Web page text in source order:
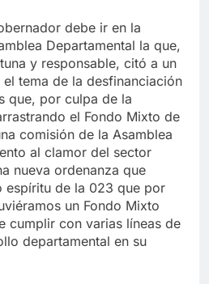
debe ir en la
Departamental la que,
y responsable, citó a un
tema de la desfinanciación
que, por culpa de la
el Fondo Mixto de
comisión de la Asamblea
al clamor del sector
nueva ordenanza que
espíritu de la 023 que por
un Fondo Mixto
cumplir con varias líneas de
departamental en su